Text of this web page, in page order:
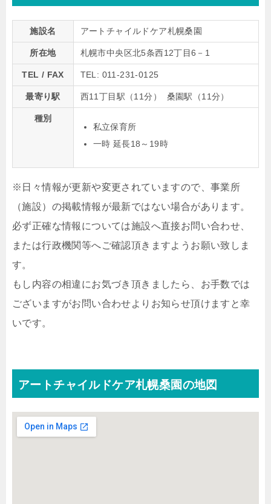
施設名 アートチャイルドケア札幌桑園
所在地 札幌市中央区北5条西12丁目6－1
TEL / FAX TEL: 011-231-0125
最寄り駅 西11丁目駅（11分） 桑園駅（11分）
種別
私立保育所
一時 延長18～19時
※日々情報が更新や変更されていますので、事業所
（施設）の掲載情報が最新ではない場合があります。
必ず正確な情報については施設へ直接お問い合わせ、
または行政機関等へご確認頂きますようお願い致しま
す。
もし内容の相違にお気づき頂きましたら、お手数では
ございますがお問い合わせよりお知らせ頂けますと幸
いです。
アートチャイルドケア札幌桑園の地図